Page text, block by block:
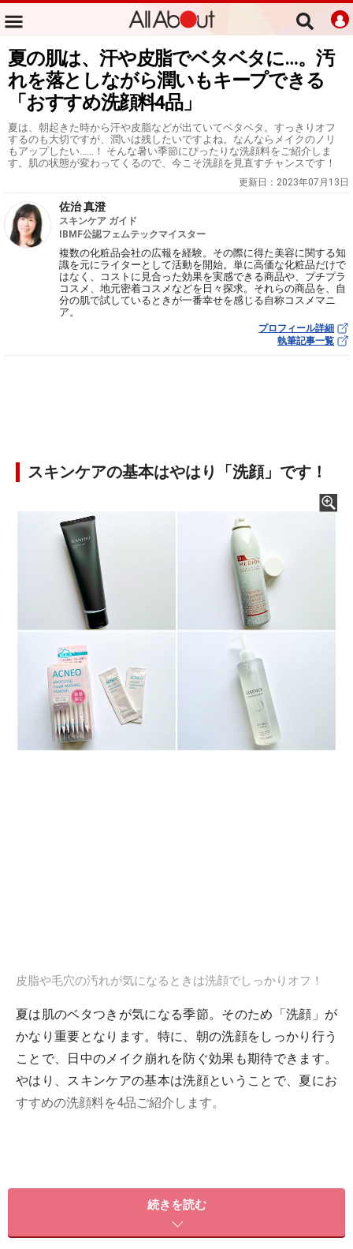
夏の肌は、汗や皮脂でベタベタに…。汚
れを落としながら潤いもキープできる
「おすすめ洗顔料4品」
夏は、朝起きた時から汗や皮脂などが出ていてベタベタ。すっきりオフ
するのも大切ですが、潤いは残したいですよね。なんならメイクのノリ
もアップしたい……！ そんな暑い季節にぴったりな洗顔料をご紹介しま
す。肌の状態が変わってくるので、今こそ洗顔を見直すチャンスです！
更新日： 2023年07月13日
佐治 真澄
スキンケア ガイド
IBMF公認フェムテックマイスター
複数の化粧品会社の広報を経験。その際に得た美容に関する知
識を元にライターとして活動を開始。単に高価な化粧品だけで
はなく、コストに見合った効果を実感できる商品や、プチプラ
コスメ、地元密着コスメなどを日々探求。それらの商品を、自
分の肌で試しているときが一番幸せを感じる自称コスメマニ
ア。
プロフィール詳細
執筆記事一覧
スキンケアの基本はやはり「洗顔」です！
皮脂や毛穴の汚れが気になるときは洗顔でしっかりオフ！
夏は肌のベタつきが気になる季節。そのため「洗顔」が
かなり重要となります。特に、朝の洗顔をしっかり行う
ことで、日中のメイク崩れを防ぐ効果も期待できます。
やはり、スキンケアの基本は洗顔ということで、夏にお
すすめの洗顔料を4品ご紹介します。
夏におすすめの洗顔料1：KANEBO
続きを読む